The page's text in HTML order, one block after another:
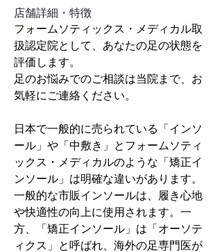
​店舗詳細・特徴
フォームソティックス・メディカル取
扱認定院として、あなたの足の状態を
評価します。
足のお悩みでのご相談は当院まで、お
気軽にご連絡ください。
日本で一般的に売られている「インソ
ール」や「中敷き」とフォームソティ
ックス・メディカルのような「矯正イ
ンソール」は明確な違いがあります。
一般的な市販インソールは、履き心地
や快適性の向上に使用されます。一
方、「矯正インソール」は「オーソテ
ィクス」と呼ばれ、海外の足専門医が